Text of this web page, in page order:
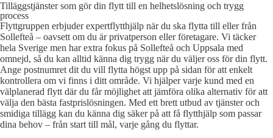
Tilläggstjänster som gör din flytt till en helhetslösning och trygg
process
Flyttgruppen erbjuder expertflytthjälp när du ska flytta till eller från
Sollefteå – oavsett om du är privatperson eller företagare. Vi täcker
hela Sverige men har extra fokus på Sollefteå och Uppsala med
omnejd, så du kan alltid känna dig trygg när du väljer oss för din flytt.
Ange postnumret dit du vill flytta högst upp på sidan för att enkelt
kontrollera om vi finns i ditt område. Vi hjälper varje kund med en
välplanerad flytt där du får möjlighet att jämföra olika alternativ för att
välja den bästa fastprislösningen. Med ett brett utbud av tjänster och
smidiga tillägg kan du känna dig säker på att få flytthjälp som passar
dina behov – från start till mål, varje gång du flyttar.